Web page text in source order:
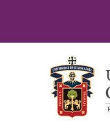
content